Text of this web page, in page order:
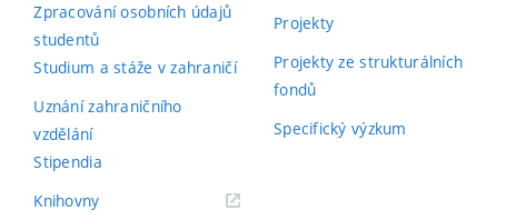
Zpracování osobních údajů
studentů
Studium a stáže v zahraničí
Uznání zahraničního
vzdělání
Stipendia
Knihovny(externí
Projekty
Projekty ze strukturálních
fondů
Specifický výzkum